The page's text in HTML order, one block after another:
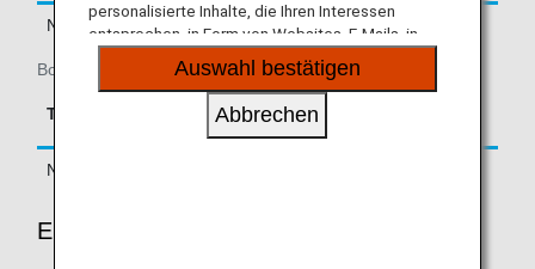
Normal Fares C, D, J, A, K 125%
Boarding until July 31, 2018
Type Booking Class
Accrual Rate for
Basic Sector Mileage
Normal Fares
ECONOMY CLASS
personalisierte Inhalte, die Ihren Interessen
entsprechen, in Form von Websites, E-Mails, in
sozialen Medien und Werbung anzubieten.
Auswahl bestätigen
Abbrechen